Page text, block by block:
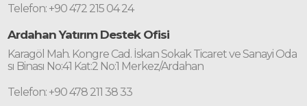
Telefon: +90 472 215 04 24
Ardahan Yatırım Destek Ofisi
Karagöl Mah. Kongre Cad. İskan Sokak Ticaret ve Sanayi Oda
sı Binası No:41 Kat:2 No:1 Merkez/Ardahan
Telefon: +90 478 211 38 33